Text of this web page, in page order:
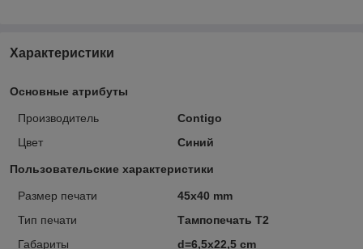
Характеристики
Основные атрибуты
Производитель
Contigo
Цвет
Синий
Пользовательские характеристики
Размер печати
45x40 mm
Тип печати
Тампопечать Т2
Габариты
d=6,5x22,5 cm